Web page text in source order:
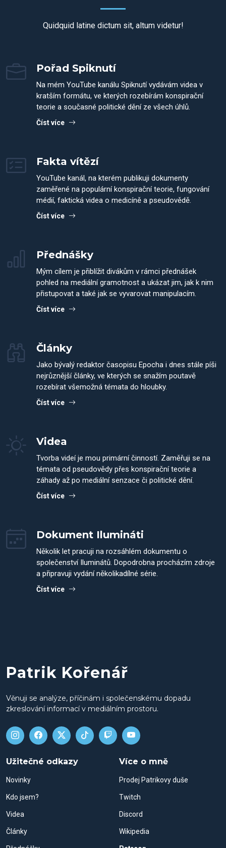
Quidquid latine dictum sit, altum videtur!
Pořad Spiknutí
Na mém YouTube kanálu Spiknutí vydávám videa v
kratším formátu, ve kterých rozebírám konspirační
teorie a současné politické dění ze všech úhlů.
Číst více
Fakta vítězí
YouTube kanál, na kterém publikuji dokumenty
zaměřené na populární konspirační teorie, fungování
médií, faktická videa o medicíně a pseudovědě.
Číst více
Přednášky
Mým cílem je přiblížit divákům v rámci přednášek
pohled na mediální gramotnost a ukázat jim, jak k nim
přistupovat a také jak se vyvarovat manipulacím.
Číst více
Články
Jako bývalý redaktor časopisu Epocha i dnes stále píši
nejrůznější články, ve kterých se snažím poutavě
rozebírat všemožná témata do hloubky.
Číst více
Videa
Tvorba videí je mou primární činností. Zaměřuji se na
témata od pseudovědy přes konspirační teorie a
záhady až po mediální senzace či politické dění.
Číst více
Dokument Ilumináti
Několik let pracuji na rozsáhlém dokumentu o
společenství Iluminátů. Dopodrobna procházím zdroje
a připravuji vydání několikadílné série.
Číst více
Patrik Kořenář
Věnuji se analýze, příčinám i společenskému dopadu
zkreslování informací v mediálním prostoru.
Užitečné odkazy
Novinky
Kdo jsem?
Videa
Články
Více o mně
Prodej Patrikovy duše
Twitch
Discord
Wikipedia